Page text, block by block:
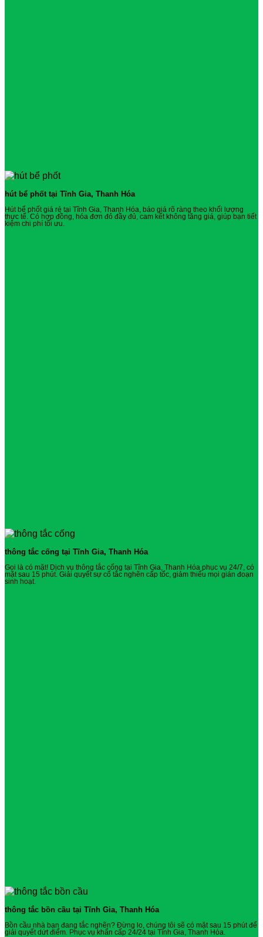
hút bể phốt tại Tĩnh Gia, Thanh Hóa
Hút bể phốt giá rẻ tại Tĩnh Gia, Thanh Hóa, báo giá rõ ràng theo khối lượng
thực tế. Có hợp đồng, hóa đơn đỏ đầy đủ, cam kết không tăng giá, giúp bạn tiết
kiệm chi phí tối ưu.
thông tắc cống tại Tĩnh Gia, Thanh Hóa
Gọi là có mặt! Dịch vụ thông tắc cống tại Tĩnh Gia, Thanh Hóa phục vụ 24/7, có
mặt sau 15 phút. Giải quyết sự cố tắc nghẽn cấp tốc, giảm thiểu mọi gián đoạn
sinh hoạt.
thông tắc bồn cầu tại Tĩnh Gia, Thanh Hóa
Bồn cầu nhà bạn đang tắc nghẽn? Đừng lo, chúng tôi sẽ có mặt sau 15 phút để
giải quyết dứt điểm. Phục vụ khẩn cấp 24/24 tại Tĩnh Gia, Thanh Hóa.